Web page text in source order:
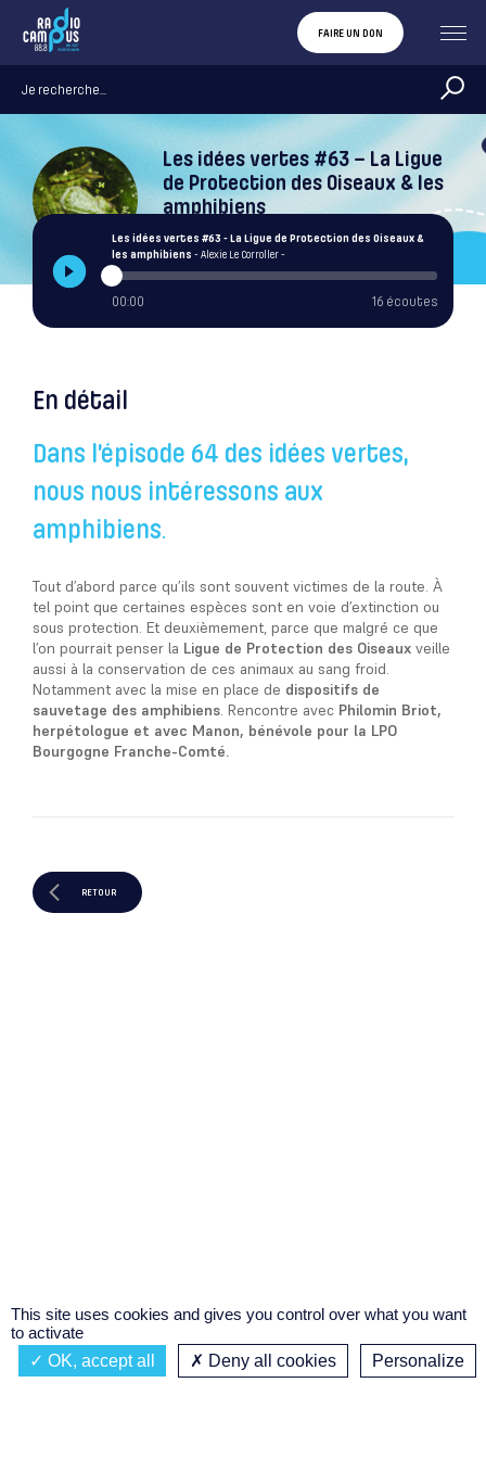
FAIRE UN DON
Émission à l'antenne
Les idées vertes #63 – La Ligue
de Protection des Oiseaux & les
amphibiens
Les idées vertes #63 - La Ligue de Protection des Oiseaux &
les amphibiens - Alexie Le Corroller -
00:00 16 écoutes
En détail
Dans l’épisode 64 des idées vertes,
nous nous intéressons aux
amphibiens.
Tout d’abord parce qu’ils sont souvent victimes de la route. À
tel point que certaines espèces sont en voie d’extinction ou
sous protection. Et deuxièmement, parce que malgré ce que
l’on pourrait penser la Ligue de Protection des Oiseaux veille
aussi à la conservation de ces animaux au sang froid.
Notamment avec la mise en place de dispositifs de
sauvetage des amphibiens. Rencontre avec Philomin Briot,
herpétologue et avec Manon, bénévole pour la LPO
Bourgogne Franche-Comté.
RETOUR
Actualités À propos
This site uses cookies and gives you control over what you want
to activate
OK, accept all
Deny all cookies
Personalize